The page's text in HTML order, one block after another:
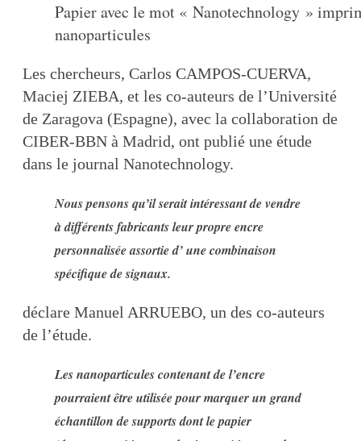
Papier avec le mot « Nanotechnology »
nanoparticules
Les chercheurs, Carlos CAMPOS-CUERVA,
Maciej ZIEBA, et les co-auteurs de l’Université
de Zaragova (Espagne), avec la collaboration de
CIBER-BBN à Madrid, ont publié une étude
dans le journal Nanotechnology.
Nous pensons qu’il serait intéressant de vendre
à différents fabricants leur propre encre
personnalisée assortie d’ une combinaison
spécifique de signaux.
déclare Manuel ARRUEBO, un des co-auteurs
de l’étude.
Les nanoparticules contenant de l’encre
pourraient être utilisée pour marquer un grand
échantillon de supports dont le papier